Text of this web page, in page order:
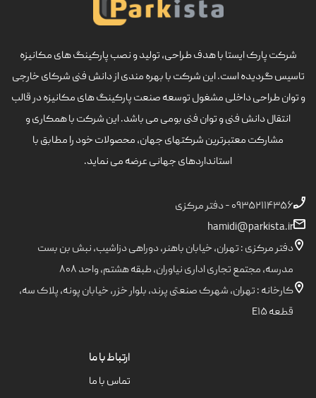
شرکت پارک ایستا با هدف طراحی، تولید و نصب پارکینگ های مکانیزه
تاسیس گردیده است. این شرکت با بهره مندی از دانش فنی شرکای خارجی
و توان طراحی داخلی مشغول توسعه صنعت پارکینگ های مکانیزه در قالب
انتقال دانش فنی و توان فنی بومی می باشد. این شرکت با همکاری و
مشارکت معتبرترین شرکتهای جهان، محصولات خود را مطابق با
استانداردهای جهانی عرضه می نماید.
۰۹۳۵۲۱۱۴۳۵۶ - دفتر مرکزی
hamidi@parkista.ir
دفتر مرکزی : تهران، خیابان باهنر، دوراهی دزاشیب، نبش بن بست
مدرسه، مجتمع تجاری اداری نیاوران، طبقه هشتم، واحد ۸۰۸
کارخانه : تهران، شهرک صنعتی پرند، بلوار خزر، خیابان پونه، پلاک سه،
قطعه E۱۵
ارتباط با ما
تماس با ما